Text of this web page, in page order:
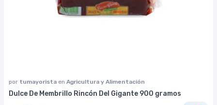
por tumayorista en Agricultura y Alimentación
Dulce De Membrillo Rincón Del Gigante 900 gramos